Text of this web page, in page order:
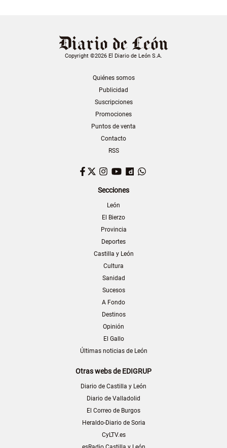
Copyright ©2026 El Diario de León S.A.
Quiénes somos
Publicidad
Suscripciones
Promociones
Puntos de venta
Contacto
RSS
Facebook
TwitterInstagram
YouTubeDailymotion
Secciones
León
El Bierzo
Provincia
Deportes
Castilla y León
Cultura
Sanidad
Sucesos
A Fondo
Destinos
Opinión
El Gallo
Últimas noticias de León
Otras webs de EDIGRUP
Diario de Castilla y León
Diario de Valladolid
El Correo de Burgos
Heraldo-Diario de Soria
CyLTV.es